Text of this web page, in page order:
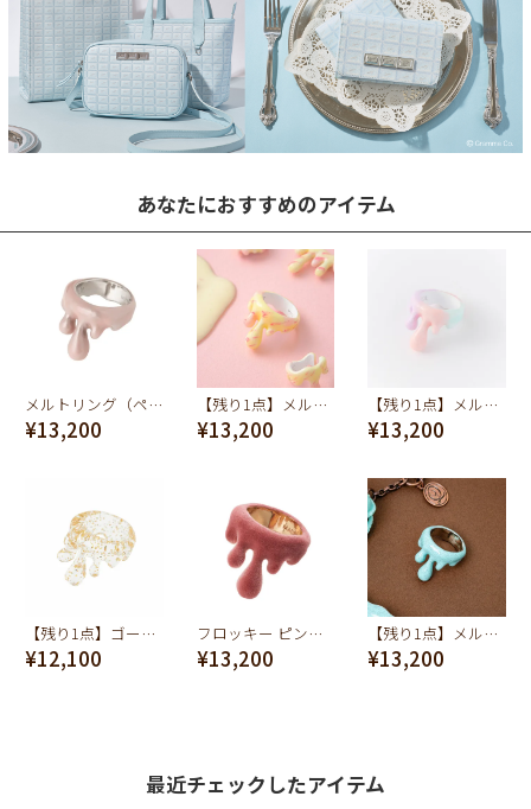
あなたにおすすめのアイテム
メルトリング（ペールピンク）
¥13,200
【残り1点】メルトリング(ストロベリーミルクマーブル)
¥13,200
【残り1点】メルトリング（コットンキャンディー）
¥13,200
【残り1点】ゴールドグリッター メルト リング
¥12,100
フロッキー ピンクメルトリング
¥13,200
【残り1点】メルトリング（ミントチョコレート）
¥13,200
最近チェックしたアイテム